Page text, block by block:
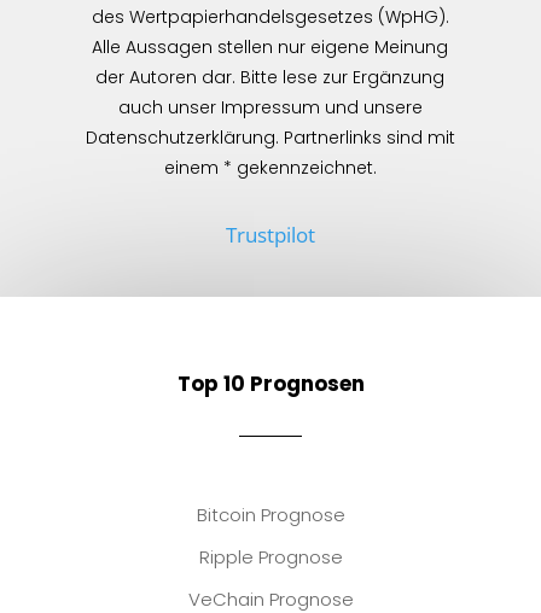
des Wertpapierhandelsgesetzes (WpHG).
Alle Aussagen stellen nur eigene Meinung
der Autoren dar. Bitte lese zur Ergänzung
auch unser Impressum und unsere
Datenschutzerklärung. Partnerlinks sind mit
einem * gekennzeichnet.
Trustpilot
Top 10 Prognosen
Bitcoin Prognose
Ripple Prognose
VeChain Prognose